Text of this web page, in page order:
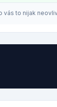
to nijak